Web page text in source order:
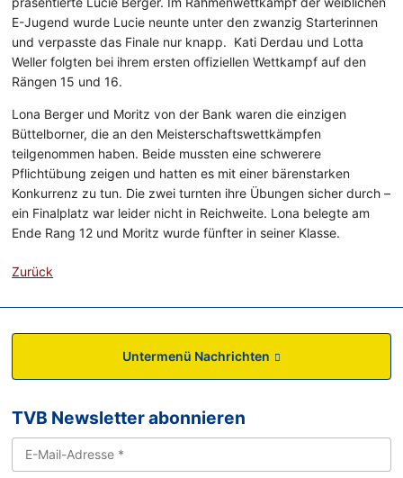
E-Jugend wurde Lucie neunte unter den zwanzig Starterinnen
und verpasste das Finale nur knapp. Kati Derdau und Lotta
Weller folgten bei ihrem ersten offiziellen Wettkampf auf den
Rängen 15 und 16.
Lona Berger und Moritz von der Bank waren die einzigen
Büttelborner, die an den Meisterschaftswettkämpfen
teilgenommen haben. Beide mussten eine schwerere
Pflichtübung zeigen und hatten es mit einer bärenstarken
Konkurrenz zu tun. Die zwei turnten ihre Übungen sicher durch –
ein Finalplatz war leider nicht in Reichweite. Lona belegte am
Ende Rang 12 und Moritz wurde fünfter in seiner Klasse.
Zurück
Untermenü Nachrichten
TVB Newsletter abonnieren